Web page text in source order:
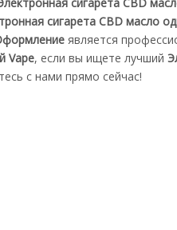
сигарета CBD масло
является
Vape, если вы ищете лучший
с нами прямо сейчас!